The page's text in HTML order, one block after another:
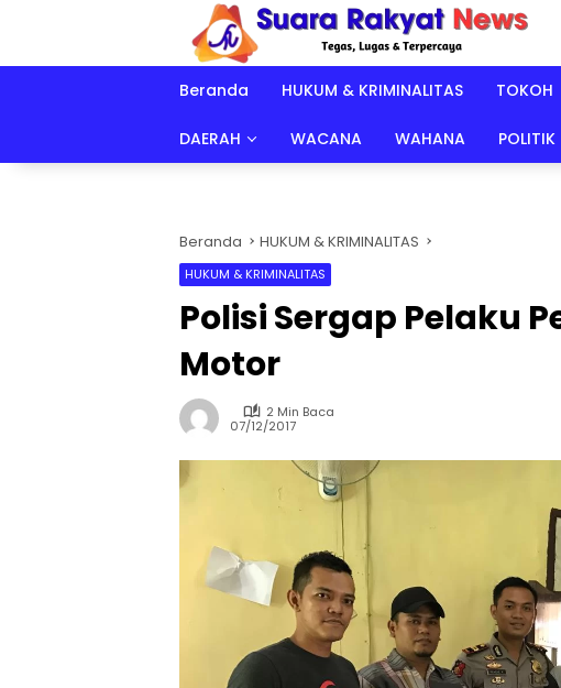
Beranda HUKUM & KRIMINALITAS TOKOH
DAERAH WACANA WAHANA POLITIK
Beranda HUKUM & KRIMINALITAS
HUKUM & KRIMINALITAS
Polisi Sergap Pelaku
Motor
2 Min Baca
07/12/2017